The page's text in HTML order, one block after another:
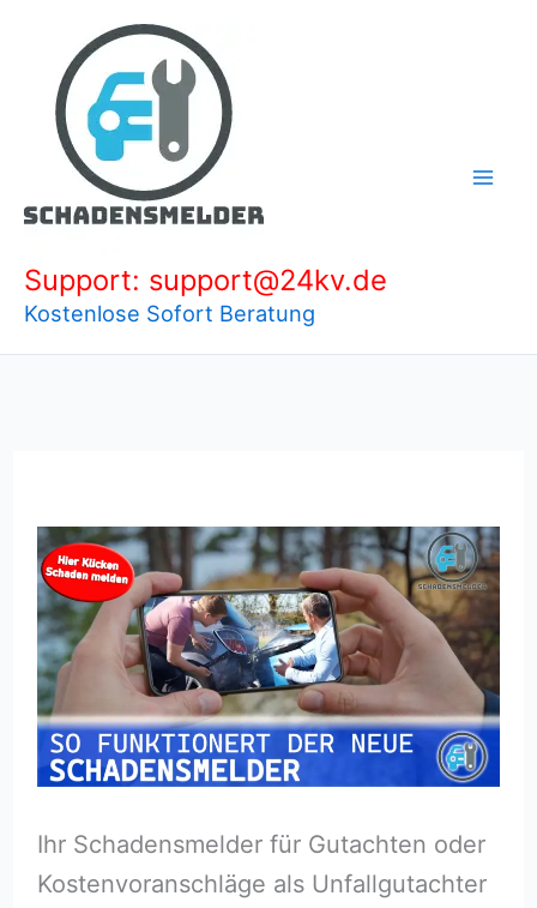
springen
Support: support@24kv.de
Kostenlose Sofort Beratung
Ihr Schadensmelder für Gutachten oder
Kostenvoranschläge als Unfallgutachter